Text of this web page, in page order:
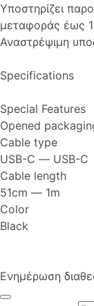
Υποστηρίζει
μεταφοράς έως
Αναστρέψιμη
Specifications
Special Features
Opened
Cable type
USB-C ― USB-C
Cable length
51cm ― 1m
Color
Black
Ενημέρωση